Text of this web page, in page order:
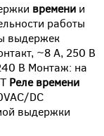
времени и
работы
выдержек
~8 А, 250 В
В Монтаж: на
Реле времени
DC
выдержки